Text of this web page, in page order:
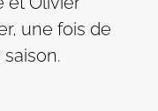
une fois de